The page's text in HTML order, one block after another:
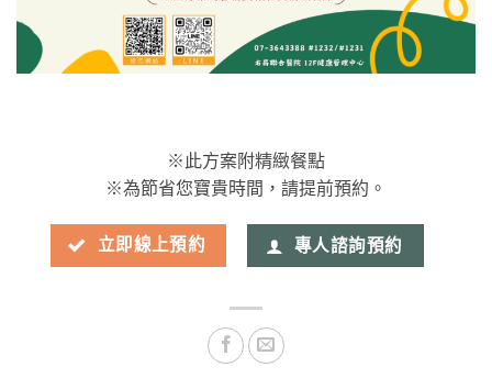
※此方案附精緻餐點
※為節省您寶貴時間，請提前預約。
立即線上預約 專人諮詢預約